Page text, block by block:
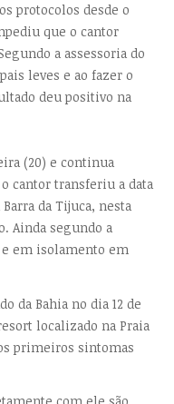
protocolos desde o
que o cantor
a assessoria do
leves e ao fazer o
deu positivo na
(20) e continua
cantor transferiu a data
da Tijuca, nesta
Ainda segundo a
e em isolamento em
da Bahia no dia 12 de
localizado na Praia
primeiros sintomas